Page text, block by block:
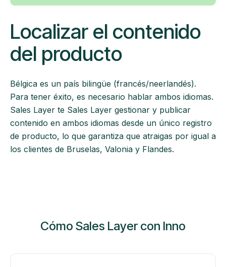
Localizar el contenido
del producto
Bélgica es un país bilingüe (francés/neerlandés).
Para tener éxito, es necesario hablar ambos idiomas.
Sales Layer te Sales Layer gestionar y publicar
contenido en ambos idiomas desde un único registro
de producto, lo que garantiza que atraigas por igual a
los clientes de Bruselas, Valonia y Flandes.
Cómo Sales Layer con Inno